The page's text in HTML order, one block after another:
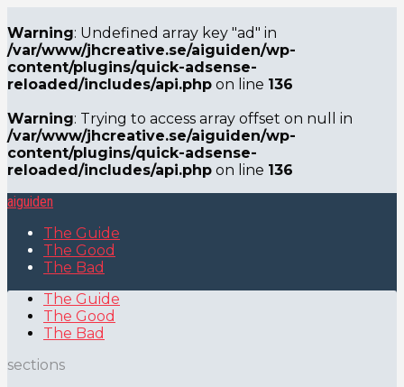
Warning: Undefined array key "ad" in
/var/www/jhcreative.se/aiguiden/wp-
content/plugins/quick-adsense-
reloaded/includes/api.php on line 136
Warning: Trying to access array offset on null in
/var/www/jhcreative.se/aiguiden/wp-
content/plugins/quick-adsense-
reloaded/includes/api.php on line 136
aiguiden
The Guide
The Good
The Bad
The Guide
The Good
The Bad
sections